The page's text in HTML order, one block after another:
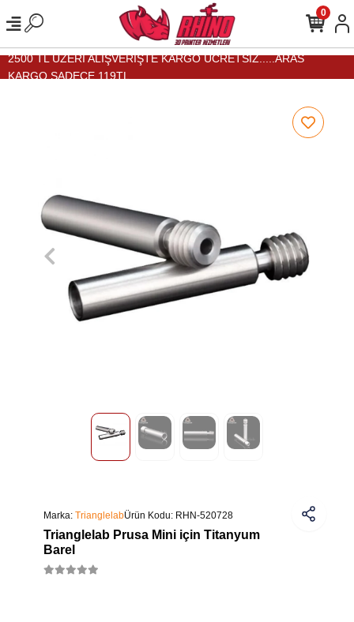
2500 TL ÜZERİ ALIŞVERİŞTE KARGO ÜCRETSİZ.....ARAS
KARGO SADECE 119TL...
0
Marka: TrianglelabÜrün Kodu: RHN-520728
Trianglelab Prusa Mini için Titanyum
Barel